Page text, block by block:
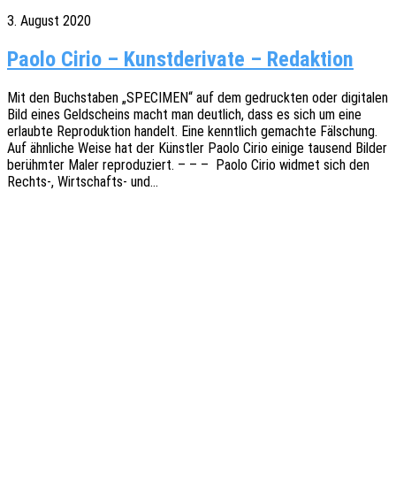
3. August 2020
Paolo Cirio – Kunstderivate – Redaktion
Mit den Buch­sta­ben „SPECIMEN“ auf dem gedruck­ten oder digi­ta­len
Bild eines Geld­scheins macht man deut­lich, dass es sich um eine
erlaub­te Repro­duk­ti­on handelt. Eine kennt­lich gemach­te Fälschung.
Auf ähnli­che Weise hat der Künst­ler Paolo Cirio einige tausend Bilder
berühm­ter Maler repro­du­ziert. – – – Paolo Cirio widmet sich den
Rechts‑, Wirt­­schafts- und…